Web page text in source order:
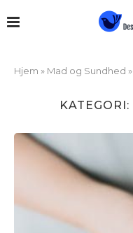
Hjem » Mad og Sundhed »
KATEGORI: